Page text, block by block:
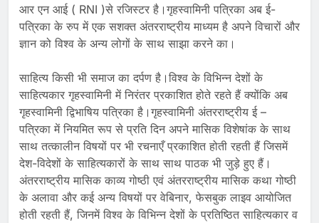
आर एन आई ( RNI )से रजिस्टर है।गृहस्वामिनी पत्रिका अब ई-
पत्रिका के रुप में एक सशक्त अंतरराष्ट्रीय माध्यम है अपने विचारों और
ज्ञान को विश्व के अन्य लोगों के साथ साझा करने का।
साहित्य किसी भी समाज का दर्पण है।विश्व के विभिन्न देशों के
साहित्यकार गृहस्वामिनी में निरंतर प्रकाशित होते रहते हैं क्योंकि अब
गृहस्वामिनी द्विभाषिय पत्रिका है।गृहस्वामिनी अंतरराष्ट्रीय ई –
पत्रिका में नियमित रूप से प्रति दिन अपने मासिक विशेषांक के साथ
साथ तत्कालीन विषयों पर भी रचनाएँ प्रकाशित होती रहती हैं जिसमें
देश-विदेशों के साहित्यकारों के साथ साथ पाठक भी जुड़े हुए हैं।
अंतरराष्ट्रीय मासिक काव्य गोष्ठी एवं अंतरराष्ट्रीय मासिक कथा गोष्ठी
के अलावा और कई अन्य विषयों पर वेबिनार, फेसबुक लाइव आयोजित
होती रहती हैं, जिनमें विश्व के विभिन्न देशों के प्रतिष्ठित साहित्यकार व